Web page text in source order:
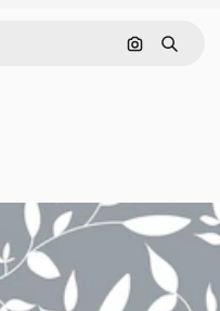
画像で検索
検索